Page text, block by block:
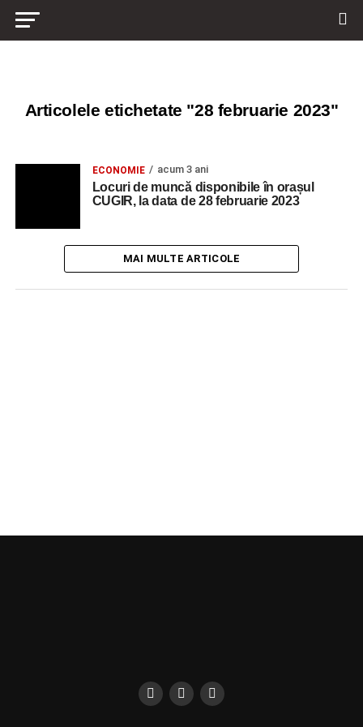
Articolele etichetate "28 februarie 2023"
ECONOMIE acum 3 ani
Locuri de muncă disponibile în orașul
CUGIR, la data de 28 februarie 2023
MAI MULTE ARTICOLE